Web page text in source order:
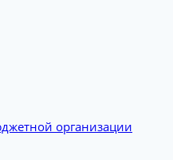
организации